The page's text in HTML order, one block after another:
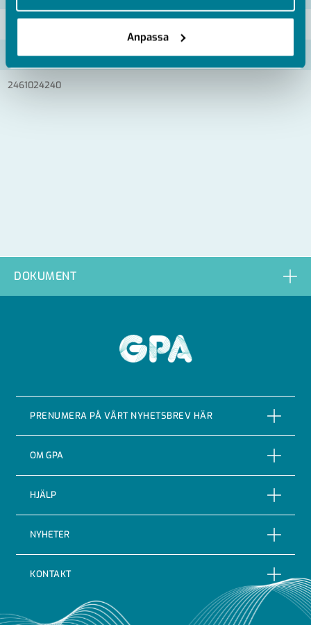
Anpassa
2461024190
2461024240
DOKUMENT
PRENUMERA PÅ VÅRT NYHETSBREV HÄR
OM GPA
Om företaget
Vår Historia
Code of conduct
HJÄLP
Reklamationer
Returer
Leveransvillkor
NYHETER
Nyheter
KONTAKT
GPA Flowsystem AB